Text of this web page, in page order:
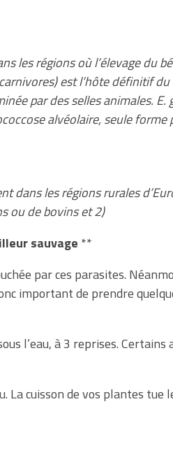
les régions où l’élevage du
est l’hôte définitif
par des selles animales. E.
alvéolaire, seule forme
dans les régions rurales
ou de bovins et 2)
sauvage **
par ces parasites.
important de prendre
l’eau, à 3 reprises.
La cuisson de vos plantes tue